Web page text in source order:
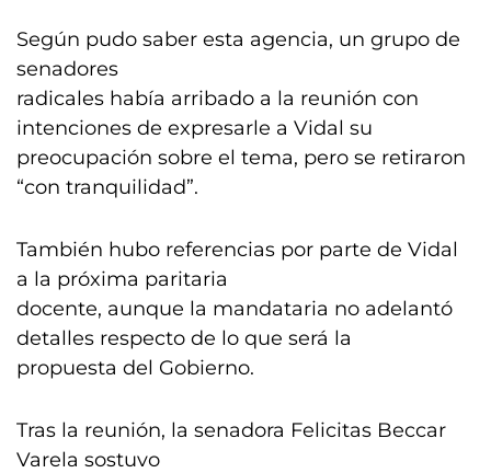
Según pudo saber esta agencia, un grupo de
senadores
radicales había arribado a la reunión con
intenciones de expresarle a Vidal su
preocupación sobre el tema, pero se retiraron
“con tranquilidad”.
También hubo referencias por parte de Vidal
a la próxima paritaria
docente, aunque la mandataria no adelantó
detalles respecto de lo que será la
propuesta del Gobierno.
Tras la reunión, la senadora Felicitas Beccar
Varela sostuvo